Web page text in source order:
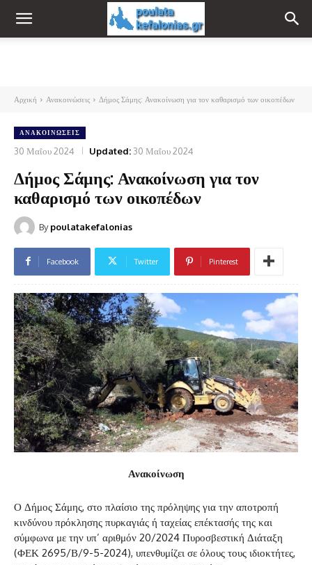
Αρχική Ανακοινώσεις Δήμος Σάμης: Ανακοίνωση για τον καθαρισμό των οικοπέδων
ΑΝΑΚΟΙΝΏΣΕΙΣ
30 Μαΐου 2024 Updated: 30 Μαΐου 2024
Δήμος Σάμης: Ανακοίνωση για τον
καθαρισμό των οικοπέδων
By poulatakefalonias
Facebook Twitter Pinterest
Ανακοίνωση
Ο Δήμος Σάμης, στο πλαίσιο της πρόληψης για την αποτροπή
κινδύνου πρόκλησης πυρκαγιάς ή ταχείας επέκτασής της και
σύμφωνα με την υπ’ αριθμόν 20/2024 Πυροσβεστική Διάταξη
(ΦΕΚ 2695/Β/9-5-2024), υπενθυμίζει σε όλους τους ιδιοκτήτες,